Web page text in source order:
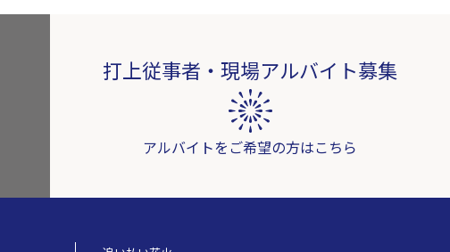
打上従事者・現場アルバイト募集
アルバイトをご希望の方はこちら